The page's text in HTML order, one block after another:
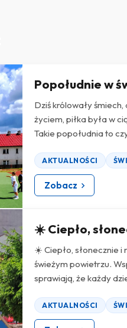
Popołudnie w
Dziś królowały
życiem, piłka była w
Takie popołudnia to
AKTUALNOŚCI
Zobacz
☀️ Ciepło,
☀️ Ciepło, słonecznie i
świeżym powietrzu.
sprawiają, że każdy
AKTUALNOŚCI